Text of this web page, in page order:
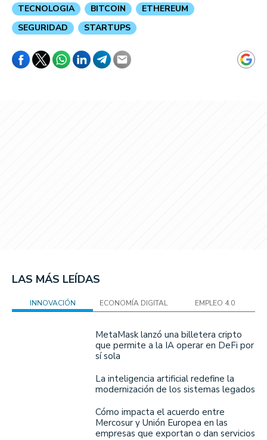
TECNOLOGIA BITCOIN
ETHEREUM
SEGURIDAD
STARTUPS
LAS MÁS LEÍDAS
INNOVACIÓN ECONOMÍA DIGITAL EMPLEO 4.0
MetaMask lanzó una billetera cripto
que permite a la IA operar en DeFi por
sí sola
La inteligencia artificial redefine la
modernización de los sistemas legados
Cómo impacta el acuerdo entre
Mercosur y Unión Europea en las
empresas que exportan o dan servicios